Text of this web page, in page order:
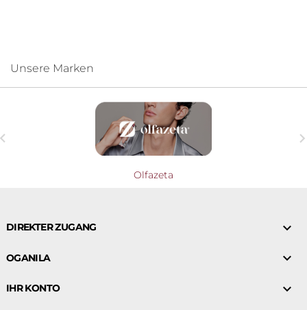
Unsere Marken
Olfazeta
DIREKTER ZUGANG 
OGANILA 
IHR KONTO 